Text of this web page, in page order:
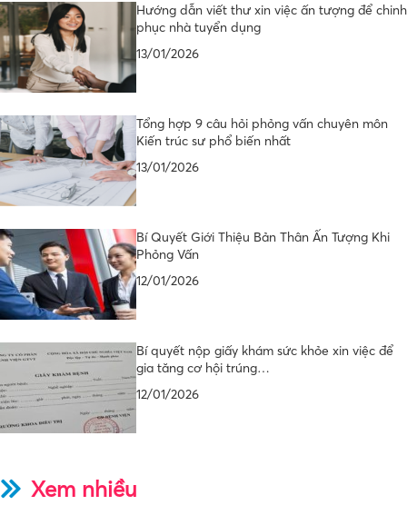
Hướng dẫn viết thư xin việc ấn tượng để chinh
phục nhà tuyển dụng
13/01/2026
Tổng hợp 9 câu hỏi phỏng vấn chuyên môn
Kiến trúc sư phổ biến nhất
13/01/2026
Bí Quyết Giới Thiệu Bản Thân Ấn Tượng Khi
Phỏng Vấn
12/01/2026
Bí quyết nộp giấy khám sức khỏe xin việc để
gia tăng cơ hội trúng…
12/01/2026
Xem nhiều